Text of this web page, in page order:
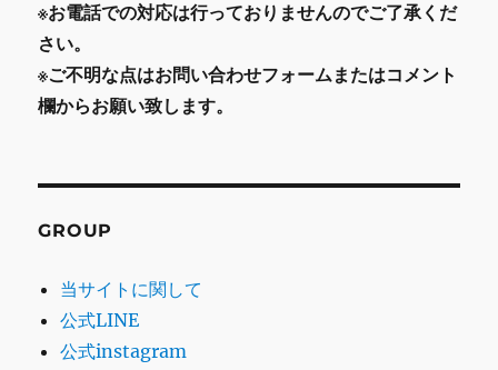
※お電話での対応は行っておりませんのでご了承くだ
さい。
※ご不明な点はお問い合わせフォームまたはコメント
欄からお願い致します。
GROUP
当サイトに関して
公式LINE
公式instagram